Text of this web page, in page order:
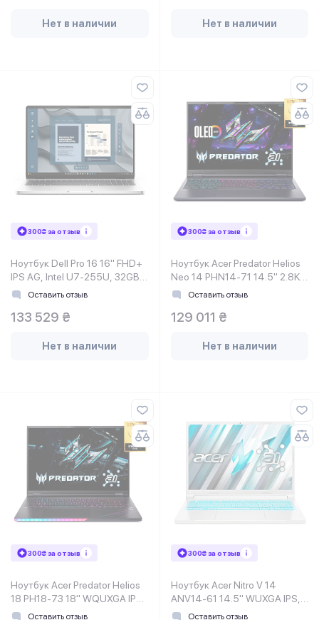
Нет в наличии Нет в наличии
300₴ за отзыв
Ноутбук Dell Pro 16 16" FHD+
IPS AG, Intel U7-255U, 32GB,
F1TB, UMA, Lin, серебристый
Оставить отзыв
133 529 ₴
Нет в наличии
300₴ за отзыв
Ноутбук Acer Predator Helios
Neo 14 PHN14-71 14.5" 2.8K
OLED, Intel U9-285H, 32GB,
Оставить отзыв
129 011 ₴
Нет в наличии
300₴ за отзыв
Ноутбук Acer Predator Helios
18 PH18-73 18" WQUXGA IPS,
Intel U9-275HX, 64GB, F2TB,
Оставить отзыв
300₴ за отзыв
Ноутбук Acer Nitro V 14
ANV14-61 14.5" WUXGA IPS,
AMD R5-8645HS, 16GB,
Оставить отзыв